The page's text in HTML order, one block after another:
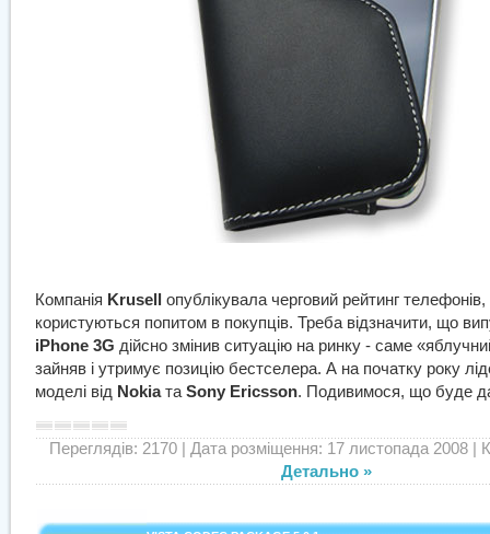
Компанія Krusell
опублікувала черговий рейтинг
користуються попитом в покупців. Треба відзначити, що
iPhone 3G дійсно змінив ситуацію на ринку - саме
зайняв і утримує позицію бестселера. А на початку року
моделі від Nokiaта Sony Ericsson. Подивимося, що буде
Переглядів: 2170| Дата розміщення: 17 листопада 2008 |
Детально »